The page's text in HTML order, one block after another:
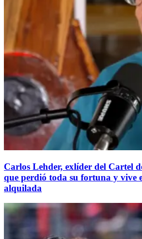
Carlos Lehder, exlíder del Cartel
que perdió toda su fortuna y vive
alquilada